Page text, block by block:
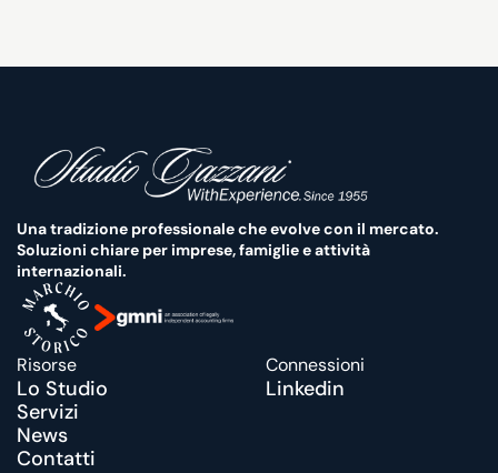
Una tradizione professionale che evolve con il mercato.
Soluzioni chiare per imprese, famiglie e attività
internazionali.
Risorse
Lo Studio
Servizi
News
Contatti
Connessioni
Linkedin